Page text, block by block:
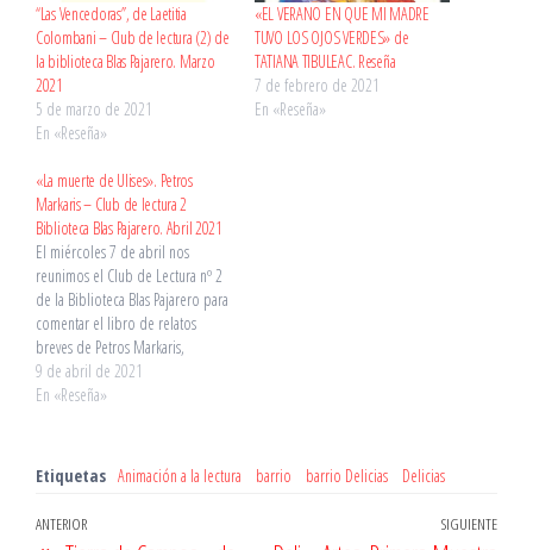
“Las Vencedoras”, de Laetitia
Colombani – Club de lectura (2) de
la biblioteca Blas Pajarero. Marzo
2021
5 de marzo de 2021
En «Reseña»
«EL VERANO EN QUE MI MADRE
TUVO LOS OJOS VERDES» de
TATIANA TIBULEAC. Reseña
7 de febrero de 2021
En «Reseña»
«La muerte de Ulises». Petros
Markaris – Club de lectura 2
Biblioteca Blas Pajarero. Abril 2021
El miércoles 7 de abril nos
reunimos el Club de Lectura nº 2
de la Biblioteca Blas Pajarero para
comentar el libro de relatos
breves de Petros Markaris,
titulado “La Muerte de Ulises”.
Este autor es muy conocido por
9 de abril de 2021
En «Reseña»
Etiquetas Animación a la lectura barrio barrio Delicias Delicias
Navegación
Entrada
ANTERIOR SIGUIENTE